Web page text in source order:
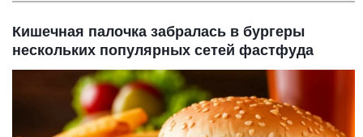
Кишечная палочка забралась в бургеры
нескольких популярных сетей фастфуда